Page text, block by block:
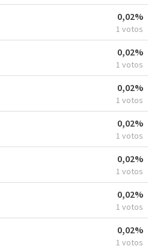
0,02%
1 votos
0,02%
1 votos
0,02%
1 votos
0,02%
1 votos
0,02%
1 votos
0,02%
1 votos
0,02%
1 votos